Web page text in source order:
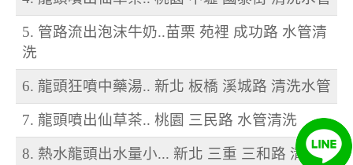
5. 管路流出泡沫牛奶..苗栗 苑裡 成功路 水管清
洗
6. 龍頭狂噴中藥湯.. 新北 板橋 溪城路 清洗水管
7. 龍頭噴出仙草茶.. 桃園 三民路 水管清洗
8. 熱水龍頭出水量小... 新北 三重 三和路 清洗